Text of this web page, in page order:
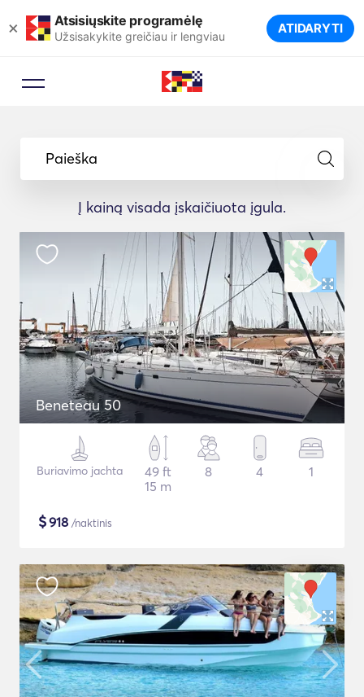
× Atsisiųskite programėlę
Užsisakykite greičiau ir lengviau ATIDARYTI
Paieška
Į kainą visada įskaičiuota įgula.
Beneteau 50
Buriavimo jachta
49 ft
15 m
8 4 1
$918 /naktinis